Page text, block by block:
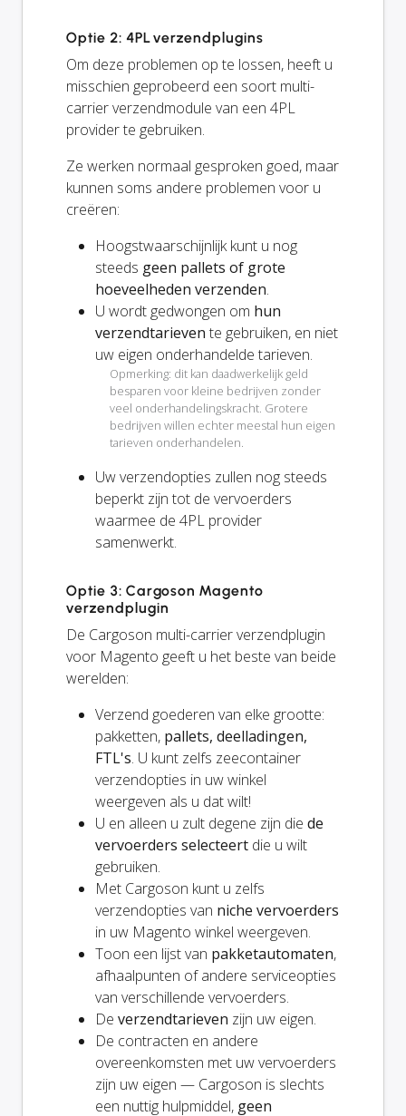
Optie 2: 4PL verzendplugins
Om deze problemen op te lossen, heeft u
misschien geprobeerd een soort multi-
carrier verzendmodule van een 4PL
provider te gebruiken.
Ze werken normaal gesproken goed, maar
kunnen soms andere problemen voor u
creëren:
Hoogstwaarschijnlijk kunt u nog
steeds geen pallets of grote
hoeveelheden verzenden.
U wordt gedwongen om hun
verzendtarieven te gebruiken, en niet
uw eigen onderhandelde tarieven.
Opmerking: dit kan daadwerkelijk geld
besparen voor kleine bedrijven zonder
veel onderhandelingskracht. Grotere
bedrijven willen echter meestal hun eigen
tarieven onderhandelen.
Uw verzendopties zullen nog steeds
beperkt zijn tot de vervoerders
waarmee de 4PL provider
samenwerkt.
Optie 3: Cargoson Magento
verzendplugin
De Cargoson multi-carrier verzendplugin
voor Magento geeft u het beste van beide
werelden:
Verzend goederen van elke grootte:
pakketten, pallets, deelladingen,
FTL's. U kunt zelfs zeecontainer
verzendopties in uw winkel
weergeven als u dat wilt!
U en alleen u zult degene zijn die de
vervoerders selecteert die u wilt
gebruiken.
Met Cargoson kunt u zelfs
verzendopties van niche vervoerders
in uw Magento winkel weergeven.
Toon een lijst van pakketautomaten,
afhaalpunten of andere serviceopties
van verschillende vervoerders.
De verzendtarieven zijn uw eigen.
De contracten en andere
overeenkomsten met uw vervoerders
zijn uw eigen — Cargoson is slechts
een nuttig hulpmiddel, geen